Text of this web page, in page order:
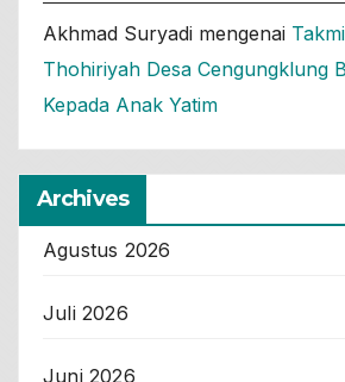
Akhmad Suryadi mengenai
Thohiriyah Desa Cengungklung
Kepada Anak Yatim
Archives
Agustus 2026
Juli 2026
Juni 2026